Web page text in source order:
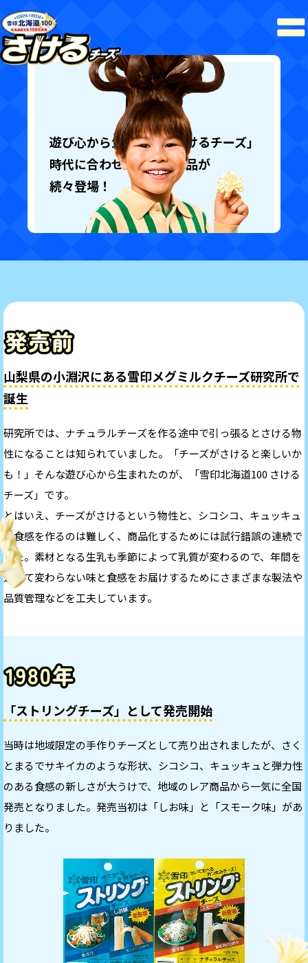
遊び心から生まれた「さけるチーズ」
時代に合わせて様々な商品が
続々登場！
山梨県の小淵沢にある雪印メグミルクチーズ研究所で
誕生
研究所では、ナチュラルチーズを作る途中で引っ張るとさける物
性になることは知られていました。「チーズがさけると楽しいか
も！」そんな遊び心から生まれたのが、「雪印北海道100 さける
チーズ」です。
とはいえ、チーズがさけるという物性と、シコシコ、キュッキュ
の食感を作るのは難しく、商品化するためには試行錯誤の連続で
した。素材となる生乳も季節によって乳質が変わるので、年間を
通じて変わらない味と食感をお届けするためにさまざまな製法や
品質管理などを工夫しています。
「ストリングチーズ」として発売開始
当時は地域限定の手作りチーズとして売り出されましたが、さく
とまるでサキイカのような形状、シコシコ、キュッキュと弾力性
のある食感の新しさが大うけで、地域のレア商品から一気に全国
発売となりました。発売当初は「しお味」と「スモーク味」があ
りました。